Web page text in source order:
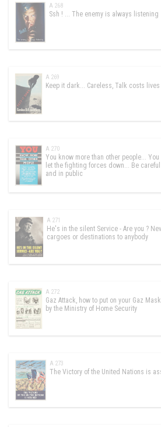
A 268
Ssh ! ... The enemy is always listening
A 269
Keep it dark... Careless, Talk costs lives
A 270
You know more than other people...
let the fighting forces down... Be
and in public
A 271
He's in the silent Service - Are you ?
cargoes or destinations to anybody
A 272
Gaz Attack, how to put on your Gaz
by the Ministry of Home Security
A 273
The Victory of the United Nations is